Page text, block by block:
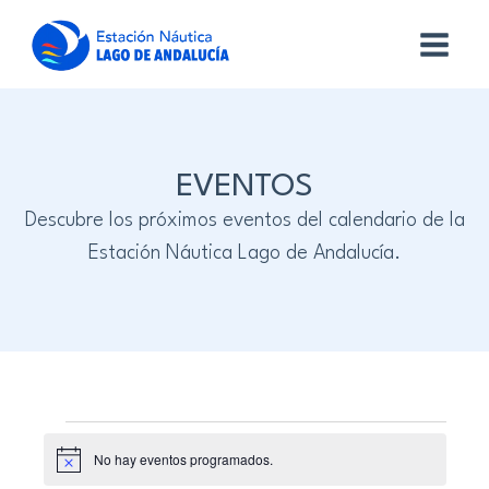
EVENTOS
Descubre los próximos eventos del calendario de la
Estación Náutica Lago de Andalucía.
Eventos
Aviso No hay eventos programados.